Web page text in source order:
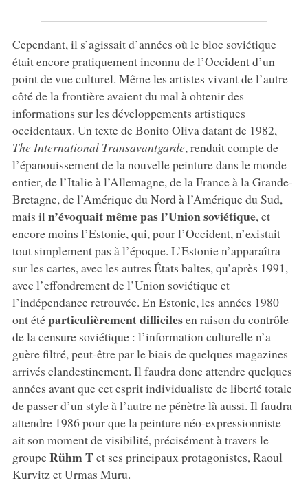
Cependant, il s’agissait d’années où le bloc soviétique
était encore pratiquement inconnu de l’Occident d’un
point de vue culturel. Même les artistes vivant de l’autre
côté de la frontière avaient du mal à obtenir des
informations sur les développements artistiques
occidentaux. Un texte de Bonito Oliva datant de 1982,
The International Transavantgarde, rendait compte de
l’épanouissement de la nouvelle peinture dans le monde
entier, de l’Italie à l’Allemagne, de la France à la Grande-
Bretagne, de l’Amérique du Nord à l’Amérique du Sud,
mais il n’évoquait même pas l’Union soviétique, et
encore moins l’Estonie, qui, pour l’Occident, n’existait
tout simplement pas à l’époque. L’Estonie n’apparaîtra
sur les cartes, avec les autres États baltes, qu’après 1991,
avec l’effondrement de l’Union soviétique et
l’indépendance retrouvée. En Estonie, les années 1980
ont étéparticulièrement difficilesen raison du contrôle
de la censure soviétique : l’information culturelle n’a
guère filtré, peut-être par le biais de quelques magazines
arrivés clandestinement. Il faudra donc attendre quelques
années avant que cet esprit individualiste de liberté totale
de passer d’un style à l’autre ne pénètre là aussi. Il faudra
attendre 1986 pour que la peinture néo-expressionniste
ait son moment de visibilité, précisément à travers le
groupeRühm Tet ses principaux protagonistes, Raoul
Kurvitz et Urmas Muru.